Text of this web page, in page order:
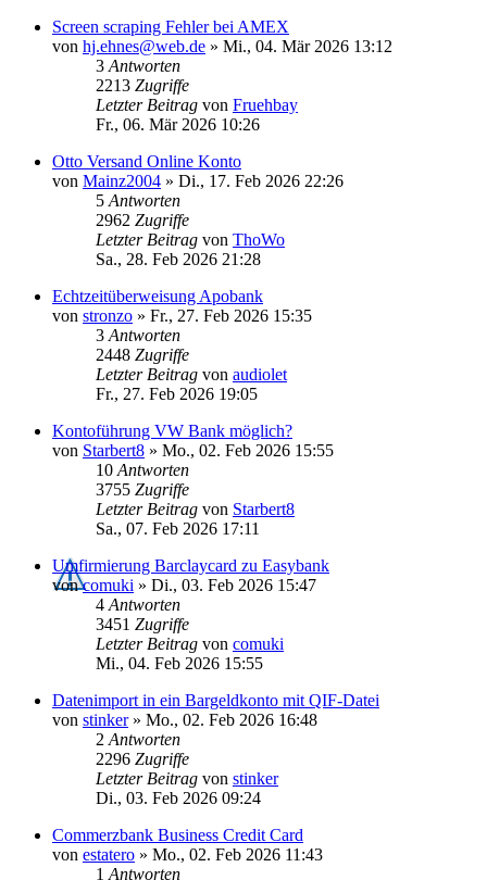
Screen scraping Fehler bei AMEX
von hj.ehnes@web.de » Mi., 04. Mär 2026 13:12
3 Antworten
2213 Zugriffe
Letzter Beitrag von Fruehbay
Fr., 06. Mär 2026 10:26
Otto Versand Online Konto
von Mainz2004 » Di., 17. Feb 2026 22:26
5 Antworten
2962 Zugriffe
Letzter Beitrag von ThoWo
Sa., 28. Feb 2026 21:28
Echtzeitüberweisung Apobank
von stronzo » Fr., 27. Feb 2026 15:35
3 Antworten
2448 Zugriffe
Letzter Beitrag von audiolet
Fr., 27. Feb 2026 19:05
Kontoführung VW Bank möglich?
von Starbert8 » Mo., 02. Feb 2026 15:55
10 Antworten
3755 Zugriffe
Letzter Beitrag von Starbert8
Sa., 07. Feb 2026 17:11
Umfirmierung Barclaycard zu Easybank
voncomuki » Di., 03. Feb 2026 15:47
4 Antworten
3451 Zugriffe
Letzter Beitrag von comuki
Mi., 04. Feb 2026 15:55
Datenimport in ein Bargeldkonto mit QIF-Datei
von stinker» Mo., 02. Feb 2026 16:48
2 Antworten
2296 Zugriffe
Letzter Beitrag von stinker
Di., 03. Feb 2026 09:24
Commerzbank Business Credit Card
von estatero » Mo., 02. Feb 2026 11:43
1 Antworten